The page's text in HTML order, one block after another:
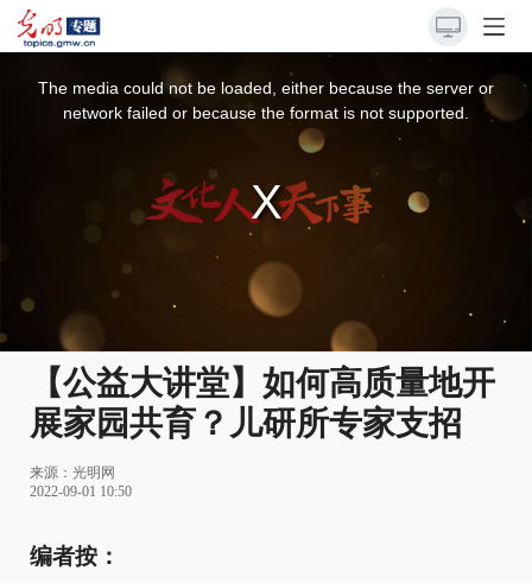
The media could not be loaded, either because the server or
network failed or because the format is not supported.
【公益大讲堂】如何高质量地开
展家园共育？儿研所专家支招
来源： 光明网
2022-09-01 10:50
编者按：